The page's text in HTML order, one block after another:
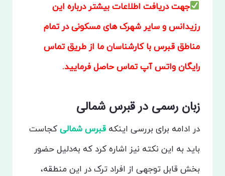
جهت دریافت اطلاعات بیشتر درباره این
رزیدانس و سایر شهرک های مسکونی در تمام
مناطق قبرس با کارشناسان ما از طریق تماس
رایگان واتس آپ تماس حاصل فرمایید.
زبان رسمی در قبرس شمالی
در ادامه برای بررسی اینکهقبرس شمالی کجاست
باید به این نکته نیز اشاره کرد که به‌دلیل حضور
بخش قابل توجهی از افراد ترک در این منطقه،